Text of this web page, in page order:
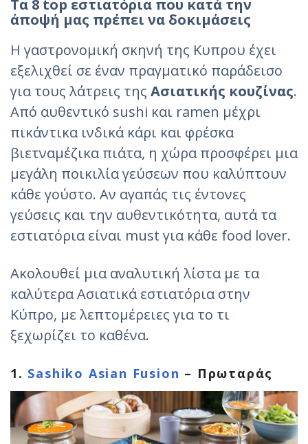
Τα 8 top εστιατόρια που κατά την
άποψή μας πρέπει να δοκιμάσεις
Η γαστρονομική σκηνή της Κυπρου έχει
εξελιχθεί σε έναν πραγματικό παράδεισο
για τους λάτρεις της Ασιατικής κουζίνας.
Από αυθεντικό sushi και ramen μέχρι
πικάντικα ινδικά κάρι και φρέσκα
βιετναμέζικα πιάτα, η χώρα προσφέρει μια
μεγάλη ποικιλία γεύσεων που καλύπτουν
κάθε γούστο. Αν αγαπάς τις έντονες
γεύσεις και την αυθεντικότητα, αυτά τα
εστιατόρια είναι must για κάθε food lover.
Ακολουθεί μια αναλυτική λίστα με τα
καλύτερα Ασιατικά εστιατόρια στην
Κύπρο, με λεπτομέρειες για το τι
ξεχωρίζει το καθένα.
1. Sashiko Asian Fusion – Πρωταράς